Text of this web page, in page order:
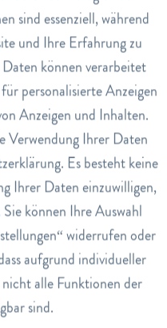
Tensiden und
Konservierungsstoffen.
Inaktiv
Inaktiv
Inaktiv
sind essenziell, während
und Ihre Erfahrung zu
Daten können verarbeitet
personalisierte Anzeigen
Anzeigen und Inhalten.
Verwendung Ihrer Daten
Es besteht keine
Ihrer Daten einzuwilligen,
können Ihre Auswahl
widerrufen oder
aufgrund individueller
alle Funktionen der
sind.